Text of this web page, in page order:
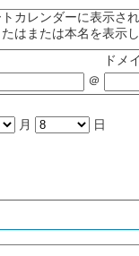
カレンダーに表示
はまたは本名を表示
ドメ
＠
月 日